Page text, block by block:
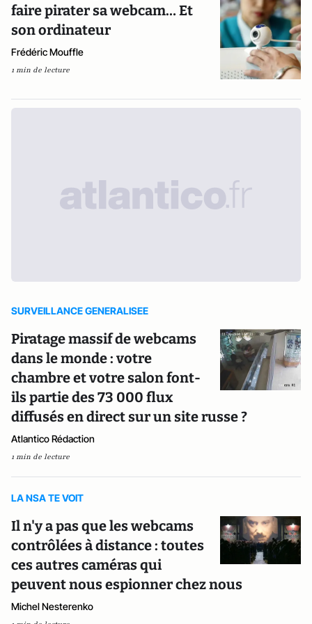
faire pirater sa webcam… Et
son ordinateur
Frédéric Mouffle
1 min de lecture
SURVEILLANCE GENERALISEE
Piratage massif de webcams
dans le monde : votre
chambre et votre salon font-
ils partie des 73 000 flux
diffusés en direct sur un site russe ?
Atlantico Rédaction
1 min de lecture
LA NSA TE VOIT
Il n'y a pas que les webcams
contrôlées à distance : toutes
ces autres caméras qui
peuvent nous espionner chez nous
Michel Nesterenko